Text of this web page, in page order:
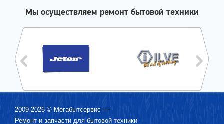
Мы осуществляем ремонт бытовой техники
2009-2026 © Мегабытсервис —
Ремонт и запчасти для бытовой техники